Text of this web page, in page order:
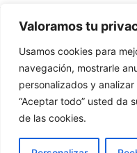
Valoramos tu
Usamos cookies para
navegación, mostrarle
personalizados y
“Aceptar todo” usted da
de las cookies.
Redes Cristianas
Una mirada alternativa sobre
- Colectivos de Redes Cristianas